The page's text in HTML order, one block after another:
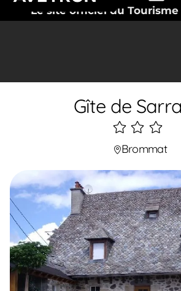
Le site officiel du
Gîte de
3
étoiles
Brommat